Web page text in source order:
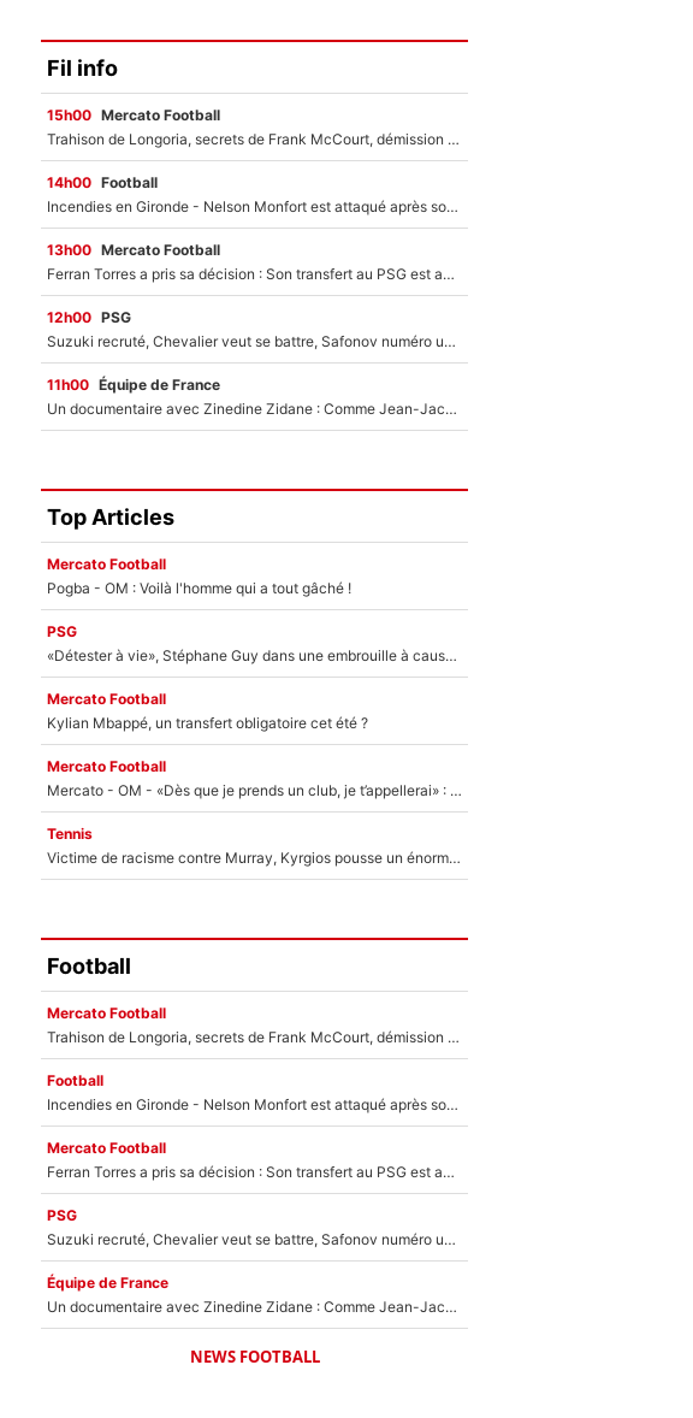
Fil info
15h00 Mercato Football
Trahison de Longoria, secrets de Frank McCourt, démission de Roberto De Zerbi : Medhi Benatia se lâche sur départ de l'OM et fait d'importantes révélations
14h00 Football
Incendies en Gironde - Nelson Monfort est attaqué après son dérapage sur CNews : «Et lui, il prend combien pour parler dans un studio climatisé?»
13h00 Mercato Football
Ferran Torres a pris sa décision : Son transfert au PSG est annoncé en Espagne !
12h00 PSG
Suzuki recruté, Chevalier veut se battre, Safonov numéro un… Le PSG se lance encore dans un gros chantier pour le poste de gardien de but
11h00 Équipe de France
Un documentaire avec Zinedine Zidane : Comme Jean-Jacques Goldman et Mylène Farmer, le nouveau sélectionneur de l'équipe de France a recalé une journaliste très connue
Top Articles
Mercato Football
Pogba - OM : Voilà l'homme qui a tout gâché !
PSG
«Détester à vie», Stéphane Guy dans une embrouille à cause du PSG !
Mercato Football
Kylian Mbappé, un transfert obligatoire cet été ?
Mercato Football
Mercato - OM - «Dès que je prends un club, je t’appellerai» : La promesse de Marcelino au moment de claquer la porte
Tennis
Victime de racisme contre Murray, Kyrgios pousse un énorme coup de gueule !
Football
Mercato Football
Trahison de Longoria, secrets de Frank McCourt, démission de Roberto De Zerbi : Medhi Benatia se lâche sur départ de l'OM et fait d'importantes révélations
Football
Incendies en Gironde - Nelson Monfort est attaqué après son dérapage sur CNews : «Et lui, il prend combien pour parler dans un studio climatisé?»
Mercato Football
Ferran Torres a pris sa décision : Son transfert au PSG est annoncé en Espagne !
PSG
Suzuki recruté, Chevalier veut se battre, Safonov numéro un… Le PSG se lance encore dans un gros chantier pour le poste de gardien de but
Équipe de France
Un documentaire avec Zinedine Zidane : Comme Jean-Jacques Goldman et Mylène Farmer, le nouveau sélectionneur de l'équipe de France a recalé une journaliste très connue
NEWS FOOTBALL